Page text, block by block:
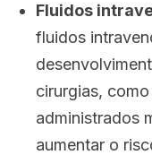
Fluidos
fluidos
cirurgias,
administrados
aumentar o